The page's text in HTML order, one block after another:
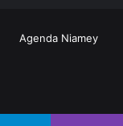
Agenda Niamey